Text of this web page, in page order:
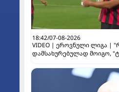
18:42/07-08-2026
VIDEO | ეროვნული ლიგა |
დამსახურებულად მოიგო,